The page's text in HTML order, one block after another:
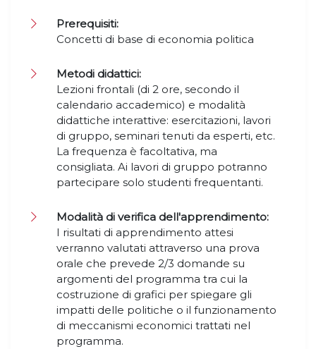
Prerequisiti:
Concetti di base di economia politica
Metodi didattici:
Lezioni frontali (di 2 ore, secondo il
calendario accademico) e modalità
didattiche interattive: esercitazioni, lavori
di gruppo, seminari tenuti da esperti, etc.
La frequenza è facoltativa, ma
consigliata. Ai lavori di gruppo potranno
partecipare solo studenti frequentanti.
Modalità di verifica dell'apprendimento:
I risultati di apprendimento attesi
verranno valutati attraverso una prova
orale che prevede 2/3 domande su
argomenti del programma tra cui la
costruzione di grafici per spiegare gli
impatti delle politiche o il funzionamento
di meccanismi economici trattati nel
programma.